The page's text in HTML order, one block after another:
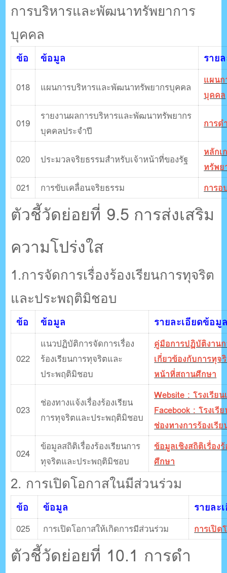
การบริหารและพัฒนาทรัพยาการ
บุคคล
ข้อ ข้อมูล ราย
018 แผนการบริหารและพัฒนาทรัพยากรบุคคล
แผน
บุคคล
019
รายงานผลการบริหารและพัฒนาทรัพยากร
บุคคลประจําปี
การด
020 ประมวลจริยธรรมสําหรับเจ้าหน้าที่ของรัฐ
หลัก
ทรัพ
021
การขับเคลื่อนจริยธรรม การ
ตัวชี้วัดย่อยที่ 9.5 การส่งเสริม
ความโปร่งใส
1.การจัดการเรื่องร้องเรียนการทุจริต
และประพฤติมิชอบ
ข้อ ข้อมูล รายละเอียดข้อมู
022
แนวปฏิบัติการจัดการเรื่อง
ร้องเรียนการทุจริตและ
ประพฤติมิชอบ
คู่มือการปฏิบัติงานก
เกี่ยวข้องกับการทุ
หน้าที่สถานศึกษา
023
ช่องทางแจ้งเรื่องร้องเรียน
การทุจริตและประพฤติมิชอบ
Website : โรงเรีย
Facebook : โรงเรี
ช่องทางการร้องเรีย
024
ข้อมูลสถิติเรื่องร้องเรียนการ
ทุจริตและประพฤติมิชอบ
ข้อมูลเชิงสถิติเรื่อง
ศึกษา
2. การเปิดโอกาสในมีส่วนร่วม
ข้อ ข้อมูล รายละ
025 การเปิดโอกาสให้เกิดการมีส่วนร่วม การเปิด
ตัวชี้วัดย่อยที่ 10.1 การดํา